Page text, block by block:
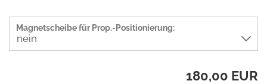
Magnetscheibe für Prop.-Positionierung:
180,00 EUR